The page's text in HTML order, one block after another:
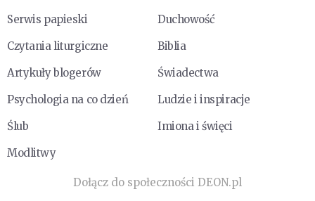
Serwis papieski
Duchowość
Czytania liturgiczne
Biblia
Artykuły blogerów
Świadectwa
Psychologia na co dzień
Ludzie i inspiracje
Ślub
Imiona i święci
Modlitwy
Dołącz do społeczności DEON.pl